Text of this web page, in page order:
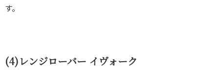
す。
(4)レンジローバー イヴォーク